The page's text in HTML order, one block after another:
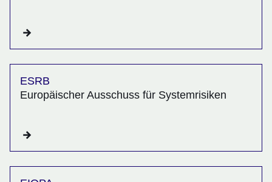
ESRB
Europäischer Ausschuss für Systemrisiken